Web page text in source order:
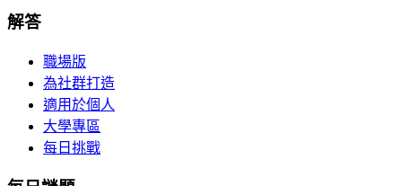
解答
職場版
為社群打造
適用於個人
大學專區
每日挑戰